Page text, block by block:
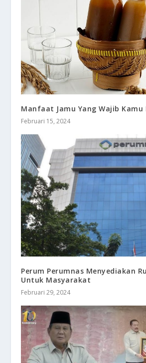
Manfaat Jamu Yang Wajib Kamu
Februari 15, 2024
Perum Perumnas Menyediakan
Untuk Masyarakat
Februari 29, 2024